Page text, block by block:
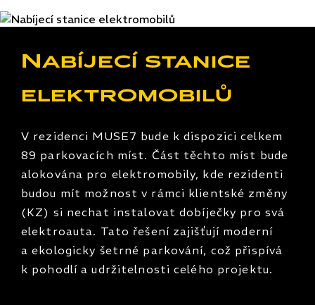
Nabíjecí stanice
elektromobilů
V rezidenci MUSE7 bude k dispozici celkem
89 parkovacích míst. Část těchto míst bude
alokována pro elektromobily, kde rezidenti
budou mít možnost v rámci klientské změny
(KZ) si nechat instalovat dobíječky pro svá
elektroauta. Tato řešení zajišťují moderní
a ekologicky šetrné parkování, což přispívá
k pohodlí a udržitelnosti celého projektu.